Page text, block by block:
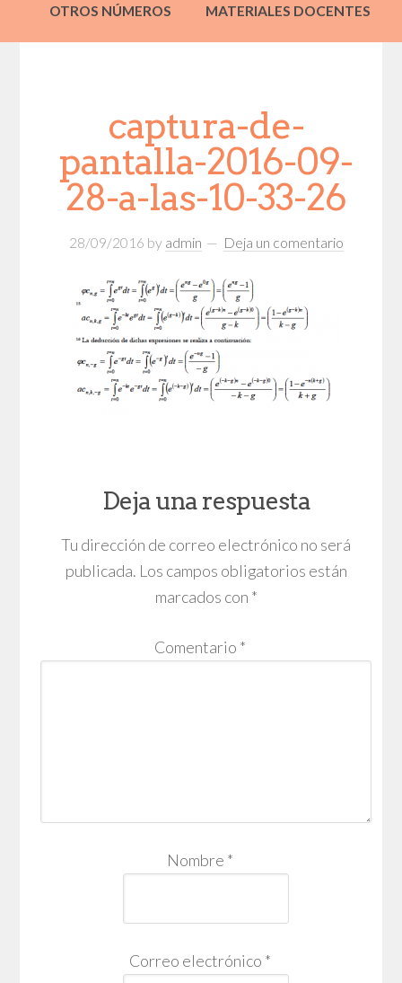
OTROS NÚMEROS MATERIALES DOCENTES
captura-de-
pantalla-2016-09-
28-a-las-10-33-26
28/09/2016 by admin Deja un comentario
Deja una respuesta
Tu dirección de correo electrónico no será
publicada. Los campos obligatorios están
marcados con *
Comentario *
Nombre *
Correo electrónico *